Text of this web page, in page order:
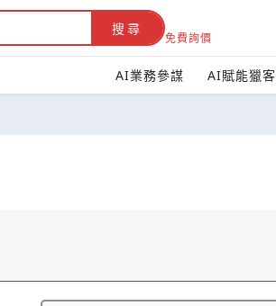
搜尋
免費詢價
AI業務參謀 AI賦能獵客